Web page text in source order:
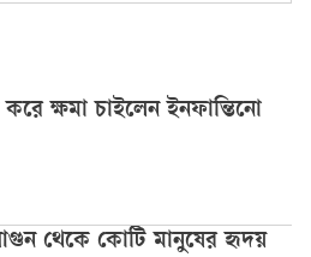
ক্ষমা চাইলেন ইনফান্তিনো
থেকে কোটি মানুষের হৃদয়